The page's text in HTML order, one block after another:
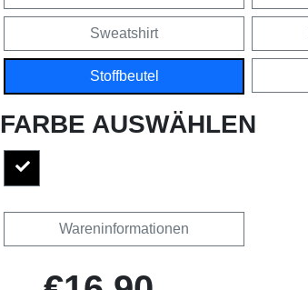
Sweatshirt
Stoffbeutel
FARBE AUSWÄHLEN
Wareninformationen